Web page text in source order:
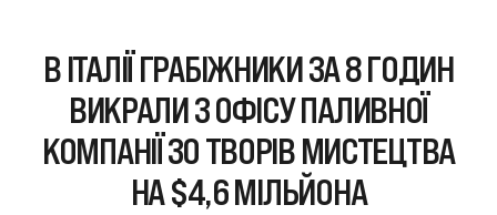
В ІТАЛІЇ ГРАБІЖНИКИ ЗА 8 ГОДИН
ВИКРАЛИ З ОФІСУ ПАЛИВНОЇ
КОМПАНІЇ 30 ТВОРІВ МИСТЕЦТВА
НА $4,6 МІЛЬЙОНА